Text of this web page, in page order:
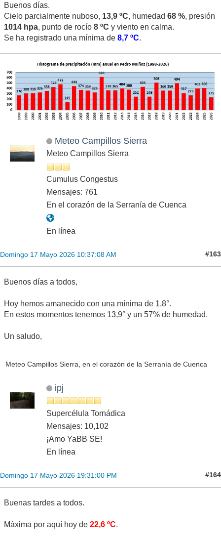
Buenos días.
Cielo parcialmente nuboso, 13,9 ºC, humedad 68 %, presión
1014 hpa, punto de rocío 8 ºC y viento en calma.
Se ha registrado una mínima de 8,7 ºC.
Meteo Campillos Sierra
Meteo Campillos Sierra
Cumulus Congestus
Mensajes: 761
En el corazón de la Serranía de Cuenca
En línea
Domingo 17 Mayo 2026 10:37:08 AM #163
Buenos días a todos,
Hoy hemos amanecido con una mínima de 1,8°.
En estos momentos tenemos 13,9° y un 57% de humedad.
Un saludo,
Meteo Campillos Sierra, en el corazón de la Serranía de Cuenca
ipj
Supercélula Tornádica
Mensajes: 10,102
¡Amo YaBB SE!
En línea
Domingo 17 Mayo 2026 19:31:00 PM #164
Buenas tardes a todos.
Máxima por aquí hoy de 22,6 ºC.